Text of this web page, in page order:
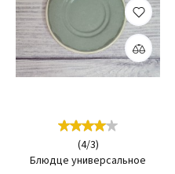
(4/3)
Блюдце универсальное